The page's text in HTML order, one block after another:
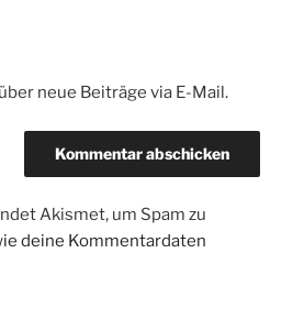
neue Beiträge via E-Mail.
Akismet, um Spam zu
deine Kommentardaten